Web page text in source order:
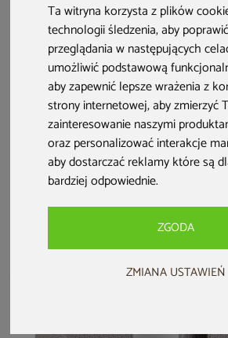
Ta witryna korzysta z plików
technologii śledzenia, aby
przeglądania w następujących
umożliwić podstawową
aby zapewnić lepsze wrażenia z
strony internetowej,aby zmierzyć
zainteresowanie naszymi
oraz personalizować interakcje
aby dostarczać reklamy które są
bardziej odpowiednie.
ZGODA
ZMIANA USTAWIEŃ
Meble ogrodowe
aluminiowe Como
Grey / Grey
1 599 zł 1 399 zł
Meble ogrodowe
technorattanowe
Perugia Olive /
Grey
6 999 zł